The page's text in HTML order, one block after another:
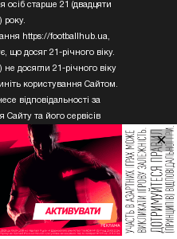
старше 21 (двадцяти
року.
https://footballhub.ua,
що досяг 21-річного віку.
досягли 21-річного віку
користування Сайтом.
відповідальності за
Сайту та його сервісів
21-річного віку.
на сайті, не можуть
особами без письмового
ІМІДЖЕС ЮКРЕЙН.
×